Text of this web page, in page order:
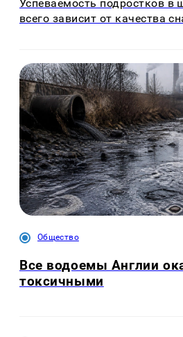
Успеваемость подростков в
всего зависит от качества
Общество
Все водоемы Англии
токсичными